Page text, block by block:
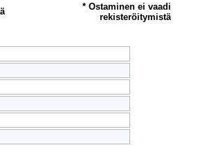
* Ostaminen ei vaadi
rekisteröitymistä